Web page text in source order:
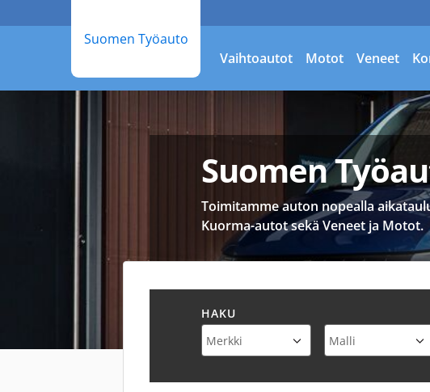
Suomen Työauto
Vaihtoautot
Motot Veneet
Suomen
Toimitamme auton nopealla
Kuorma-autot sekä Veneet ja Motot.
HAKU